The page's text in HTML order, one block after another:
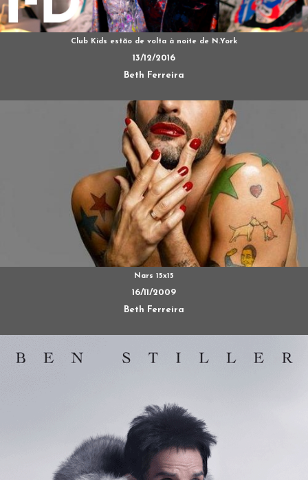
Club Kids estão de volta à noite de N.York
13/12/2016
Beth Ferreira
Nars 15x15
16/11/2009
Beth Ferreira